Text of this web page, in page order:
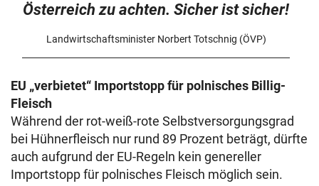
Österreich zu achten. Sicher ist sicher!
Landwirtschaftsminister Norbert Totschnig (ÖVP)
EU „verbietet“ Importstopp für polnisches Billig-
Fleisch
Während der rot-weiß-rote Selbstversorgungsgrad
bei Hühnerfleisch nur rund 89 Prozent beträgt, dürfte
auch aufgrund der EU-Regeln kein genereller
Importstopp für polnisches Fleisch möglich sein.